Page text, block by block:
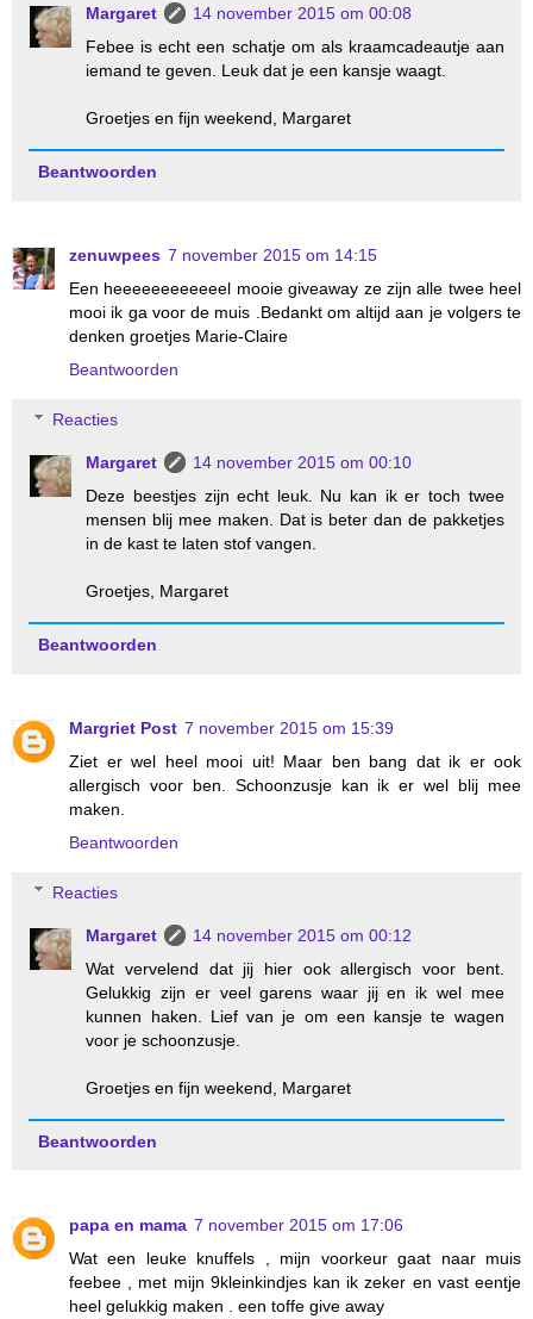
Margaret
14 november 2015 om 00:08
Febee is echt een schatje om als kraamcadeautje aan
iemand te geven. Leuk dat je een kansje waagt.
Groetjes en fijn weekend, Margaret
Beantwoorden
zenuwpees 7 november 2015 om 14:15
Een heeeeeeeeeeeel mooie giveaway ze zijn alle twee heel
mooi ik ga voor de muis .Bedankt om altijd aan je volgers te
denken groetjes Marie-Claire
Beantwoorden
Reacties
Margaret
14 november 2015 om 00:10
Deze beestjes zijn echt leuk. Nu kan ik er toch twee
mensen blij mee maken. Dat is beter dan de pakketjes
in de kast te laten stof vangen.
Groetjes, Margaret
Beantwoorden
Margriet Post 7 november 2015 om 15:39
Ziet er wel heel mooi uit! Maar ben bang dat ik er ook
allergisch voor ben. Schoonzusje kan ik er wel blij mee
maken.
Beantwoorden
Reacties
Margaret
14 november 2015 om 00:12
Wat vervelend dat jij hier ook allergisch voor bent.
Gelukkig zijn er veel garens waar jij en ik wel mee
kunnen haken. Lief van je om een kansje te wagen
voor je schoonzusje.
Groetjes en fijn weekend, Margaret
Beantwoorden
papa en mama 7 november 2015 om 17:06
Wat een leuke knuffels , mijn voorkeur gaat naar muis
feebee , met mijn 9kleinkindjes kan ik zeker en vast eentje
heel gelukkig maken . een toffe give away